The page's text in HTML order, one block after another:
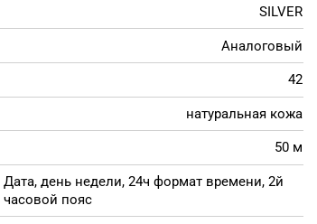
SILVER
Аналоговый
42
натуральная кожа
50 м
Дата, день недели, 24ч формат времени, 2й
часовой пояс